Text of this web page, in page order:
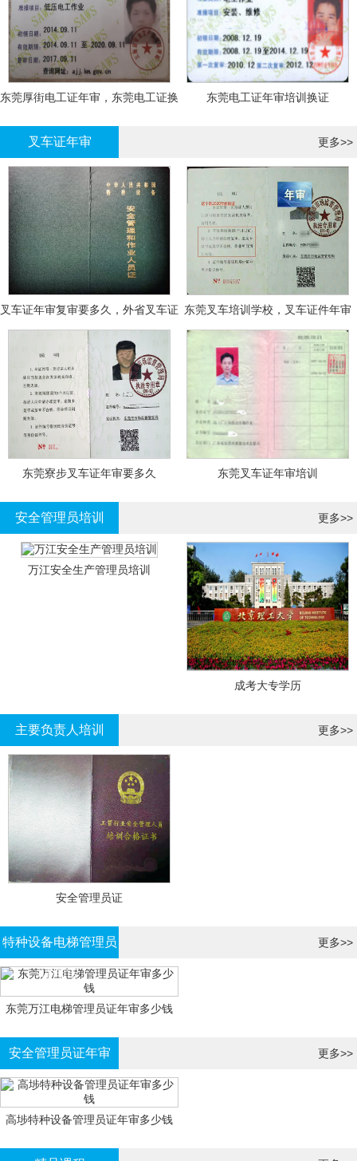
东莞厚街电工证年审，东莞电工证换
东莞电工证年审培训换证
叉车证年审 更多>>
叉车证年审复审要多久，外省叉车证
年审换证
东莞叉车培训学校，叉车证件年审
东莞寮步叉车证年审要多久 东莞叉车证年审培训
安全管理员培训 更多>>
万江安全生产管理员培训
成考大专学历
主要负责人培训 更多>>
安全管理员证
特种设备电梯管理员
证年审
更多>>
东莞万江电梯管理员证年审多少钱
安全管理员证年审 更多>>
高埗特种设备管理员证年审多少钱